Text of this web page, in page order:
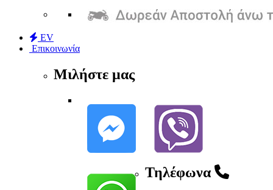
EV
Επικοινωνία
Μιλήστε μας
Τηλέφωνα